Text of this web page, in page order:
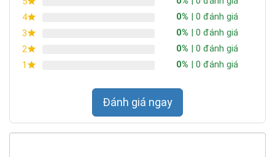
4
0% | 0 đánh giá
3
0% | 0 đánh giá
2
0% | 0 đánh giá
1
0% | 0 đánh giá
Đánh giá ngay